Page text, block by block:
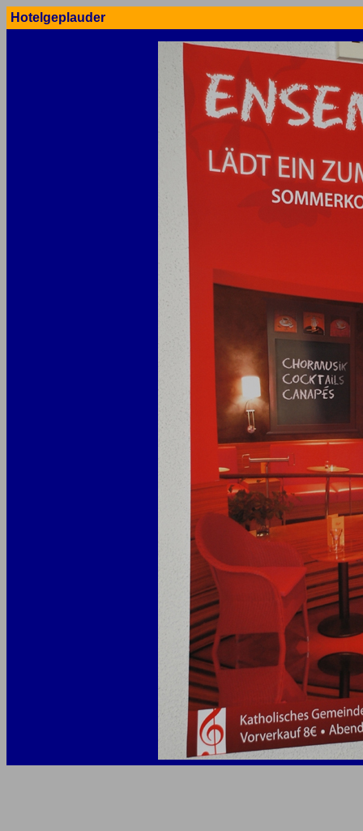
Hotelgeplauder